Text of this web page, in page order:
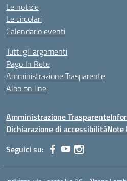
Le notizie
Le circolari
Calendario eventi
Tutti gli argomenti
Pago In Rete
Amministrazione Trasparente
Albo on line
Amministrazione Trasparente
Dichiarazione di accessibilitàNote
Seguici su: